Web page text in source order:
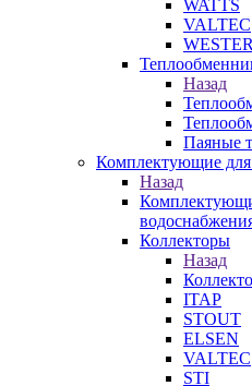
WATTS
VALTEC
WESTER
Назад
Паяные
Комплектующие
Назад
Коллекторы
Назад
ITAP
STOUT
ELSEN
VALTEC
STI